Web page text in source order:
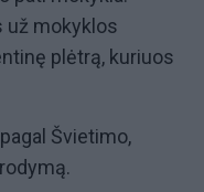
už mokyklos
plėtrą, kuriuos
Švietimo,